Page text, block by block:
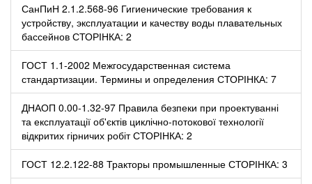
СанПиН 2.1.2.568-96 Гигиенические требования к
устройству, эксплуатации и качеству воды плавательных
бассейнов СТОРІНКА: 2
ГОСТ 1.1-2002 Межгосударственная система
стандартизации. Термины и определения СТОРІНКА: 7
ДНАОП 0.00-1.32-97 Правила безпеки при проектуванні
та експлуатації об'єктів циклічно-потокової технології
відкритих гірничих робіт СТОРІНКА: 2
ГОСТ 12.2.122-88 Тракторы промышленные СТОРІНКА: 3